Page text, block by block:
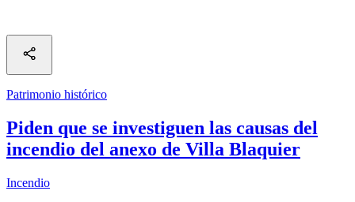
Patrimonio histórico
Piden que se investiguen las causas del
incendio del anexo de Villa Blaquier
Incendio